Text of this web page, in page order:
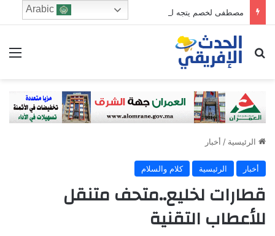
مصطفى لخصم يتجه للترشح في دائرة فاس الجنوبي
ابحث عن
الرئيسية / أخبار
أخبار الرئيسية كلام والسلام
قطارات لخليع..متحف متنقل
للأعطاب التقنية
Arabic